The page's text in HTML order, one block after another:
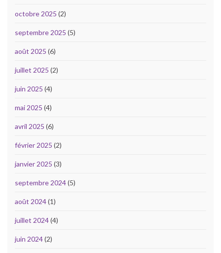
octobre 2025 (2)
septembre 2025 (5)
août 2025 (6)
juillet 2025 (2)
juin 2025 (4)
mai 2025 (4)
avril 2025 (6)
février 2025 (2)
janvier 2025 (3)
septembre 2024(5)
août 2024(1)
juillet 2024(4)
juin 2024(2)